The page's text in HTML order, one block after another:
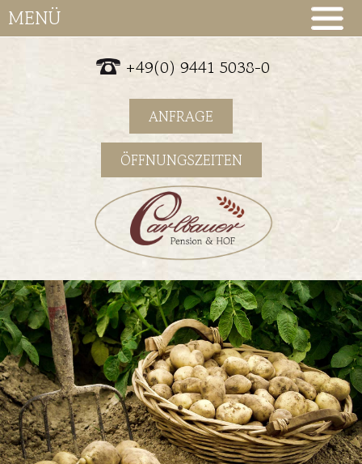
+49(0) 9441 5038-0
ANFRAGE
ÖFFNUNGSZEITEN
MENÜ